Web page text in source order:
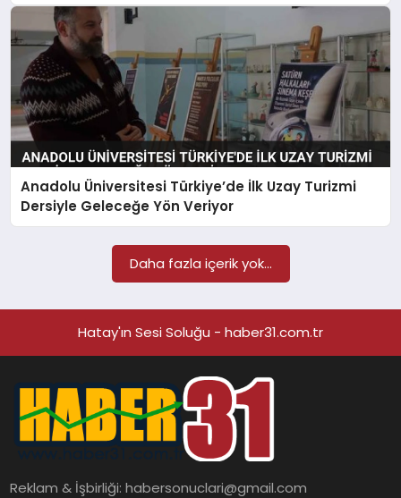
Anadolu Üniversitesi Türkiye’de İlk Uzay Turizmi
Dersiyle Geleceğe Yön Veriyor
Daha fazla içerik yok...
Hatay'ın Sesi Soluğu - haber31.com.tr
Reklam & İşbirliği:habersonuclari@gmail.com